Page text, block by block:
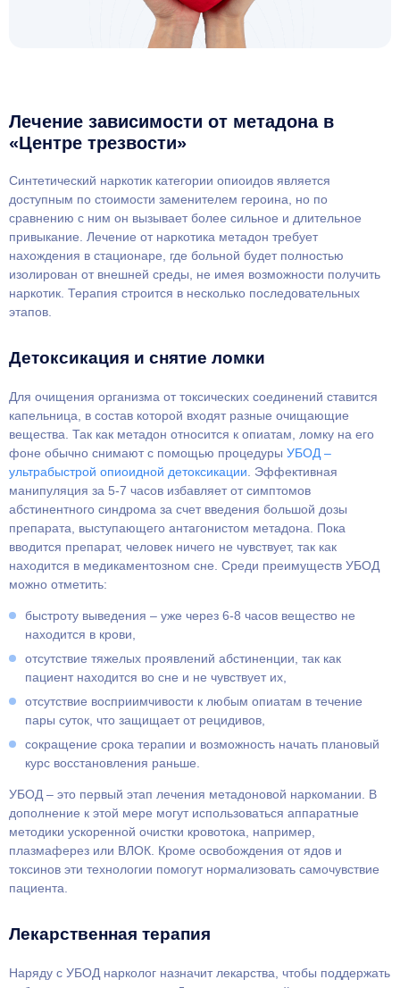
Лечение зависимости от метадона в
«Центре трезвости»
Синтетический наркотик категории опиоидов является
доступным по стоимости заменителем героина, но по
сравнению с ним он вызывает более сильное и длительное
привыкание. Лечение от наркотика метадон требует
нахождения в стационаре, где больной будет полностью
изолирован от внешней среды, не имея возможности получить
наркотик. Терапия строится в несколько последовательных
этапов.
Детоксикация и снятие ломки
Для очищения организма от токсических соединений ставится
капельница, в состав которой входят разные очищающие
вещества. Так как метадон относится к опиатам, ломку на его
фоне обычно снимают с помощью процедуры УБОД –
ультрабыстрой опиоидной детоксикации . Эффективная
манипуляция за 5-7 часов избавляет от симптомов
абстинентного синдрома за счет введения большой дозы
препарата, выступающего антагонистом метадона. Пока
вводится препарат, человек ничего не чувствует, так как
находится в медикаментозном сне. Среди преимуществ УБОД
можно отметить:
быстроту выведения – уже через 6-8 часов вещество не
находится в крови,
отсутствие тяжелых проявлений абстиненции, так как
пациент находится во сне и не чувствует их,
отсутствие восприимчивости к любым опиатам в течение
пары суток, что защищает от рецидивов,
сокращение срока терапии и возможность начать плановый
курс восстановления раньше.
УБОД – это первый этап лечения метадоновой наркомании. В
дополнение к этой мере могут использоваться аппаратные
методики ускоренной очистки кровотока, например,
плазмаферез или ВЛОК. Кроме освобождения от ядов и
токсинов эти технологии помогут нормализовать самочувствие
пациента.
Лекарственная терапия
Наряду с УБОД нарколог назначит лекарства, чтобы поддержать